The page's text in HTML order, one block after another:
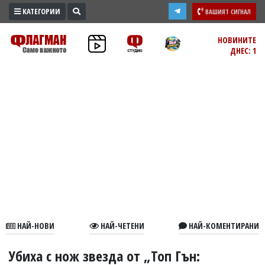
ПРОМО
ЗОНА
В
КАТЕГОРИИ ВАШИЯТ СИГНАЛ
НОВИНИТЕ
ДНЕС: 1
НАЙ-НОВИ НАЙ-ЧЕТЕНИ НАЙ-КОМЕНТИРАНИ
Убиха с нож звезда от „Топ Гън: